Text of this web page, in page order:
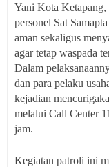
Yani Kota Ketapang,
personel Sat
aman sekaligus
agar tetap waspada
Dalam
dan para pelaku
kejadian
melalui Call Center
jam.
Kegiatan patroli ini